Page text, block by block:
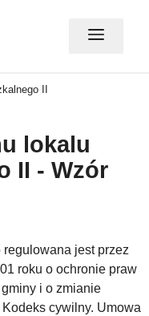
II
lokalu
II - Wzór
jest przez
roku o ochronie praw
i o zmianie
cywilny. Umowa